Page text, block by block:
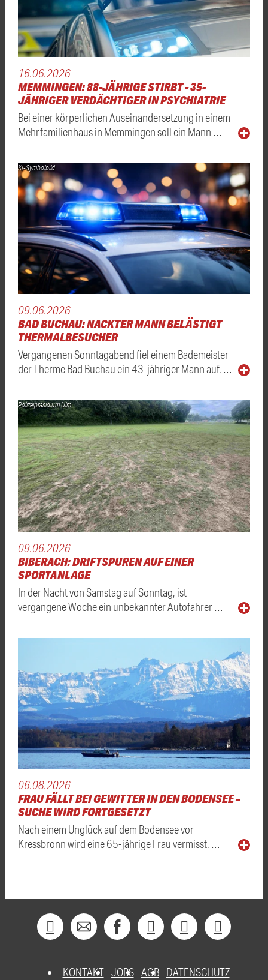
16.06.2026
MEMMINGEN: 88-JÄHRIGE STIRBT - 35-
JÄHRIGER VERDÄCHTIGER IN PSYCHIATRIE
Bei einer körperlichen Auseinandersetzung in einem
Mehrfamilienhaus in Memmingen soll ein Mann …
KI-Symbolbild
09.06.2026
BAD BUCHAU: NACKTER MANN BELÄSTIGT
THERMALBESUCHER
Vergangenen Sonntagabend fiel einem Bademeister
der Therme Bad Buchau ein 43-jähriger Mann auf. …
Polizeipräsidium Ulm
09.06.2026
BIBERACH: DRIFTSPUREN AUF EINER
SPORTANLAGE
In der Nacht von Samstag auf Sonntag, ist
vergangene Woche ein unbekannter Autofahrer …
06.08.2026
FRAU FÄLLT BEI GEWITTER IN DEN BODENSEE –
SUCHE WIRD FORTGESETZT
Nach einem Unglück auf dem Bodensee vor
Kressbronn wird eine 65-jährige Frau vermisst. …
KONTAKT JOBS AGB DATENSCHUTZ